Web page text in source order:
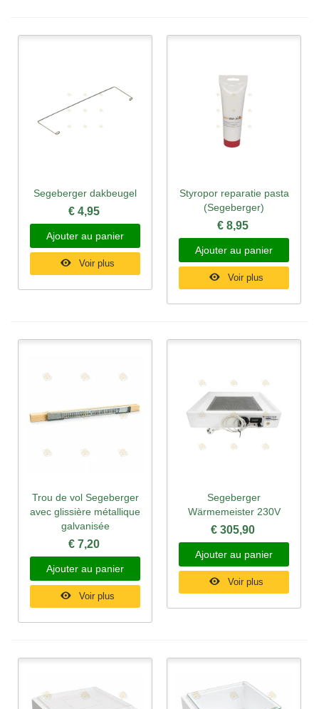
Segeberger dakbeugel
€ 4,95
Ajouter au panier
Voir plus
Styropor reparatie pasta
(Segeberger)
€ 8,95
Ajouter au panier
Voir plus
Trou de vol Segeberger
avec glissière métallique
galvanisée
€ 7,20
Ajouter au panier
Voir plus
Segeberger
Wärmemeister 230V
€ 305,90
Ajouter au panier
Voir plus